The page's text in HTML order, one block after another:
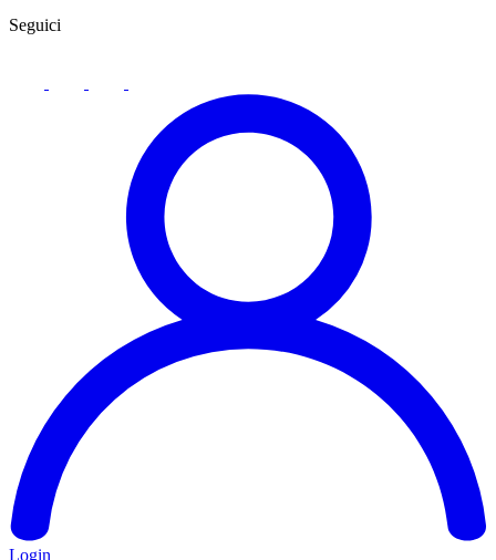
Seguici
Login